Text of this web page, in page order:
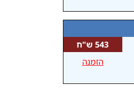
543 ש"ח
הזמנה